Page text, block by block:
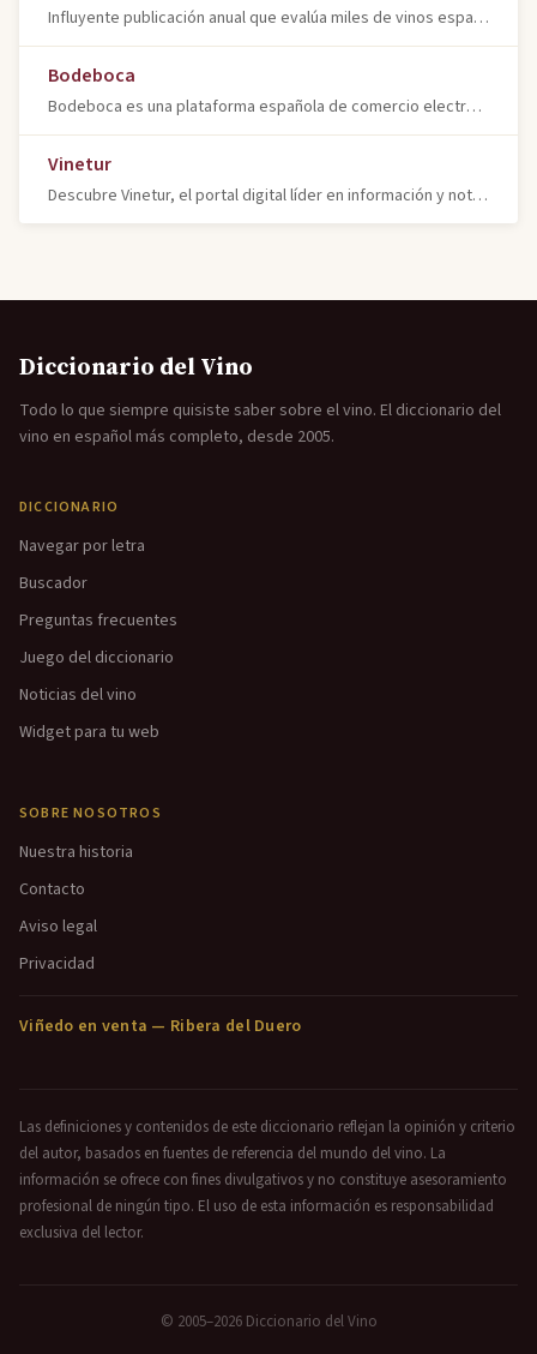
Influyente publicación anual que evalúa miles de vinos españoles mediante cata a ciegas. Referencia clave en el sector vitivinícola
Bodeboca
Bodeboca es una plataforma española de comercio electrónico fundada en 2010, especializada en la venta de vino y productos relacionados
Vinetur
Descubre Vinetur, el portal digital líder en información y noticias sobre viticultura, enología, cultura y mercado del vino para profesionales y aficionados.
Diccionario del Vino
Todo lo que siempre quisiste saber sobre el vino. El diccionario del
vino en español más completo, desde 2005.
DICCIONARIO
Navegar por letra
Buscador
Preguntas frecuentes
Juego del diccionario
Noticias del vino
Widget para tu web
SOBRE NOSOTROS
Nuestra historia
Contacto
Aviso legal
Privacidad
Viñedo en venta — Ribera del Duero
Las definiciones y contenidos de este diccionario reflejan la opinión y criterio
del autor, basados en fuentes de referencia del mundo del vino. La
información se ofrece con fines divulgativos y no constituye asesoramiento
profesional de ningún tipo. El uso de esta información es responsabilidad
exclusiva del lector.
© 2005–2026 Diccionario del Vino